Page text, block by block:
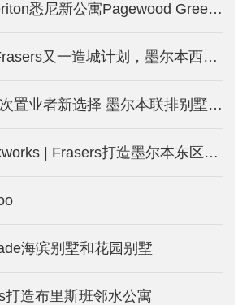
著名开发商Meriton悉尼新公寓Pagewood Green，2.5公里即达NSW大学
Mambourin | Frasers又一造城计划，墨尔本西区土地房屋套餐，等你来-墨尔本新房产出售
Parkwood | 首次置业者新选择 墨尔本联排别墅火热发售-墨尔本新楼盘
Burwood Brickworks | Frasers打造墨尔本东区Burwood城中城-墨尔本新楼盘发售
海滨别墅和花园别墅
打造布里斯班邻水公寓